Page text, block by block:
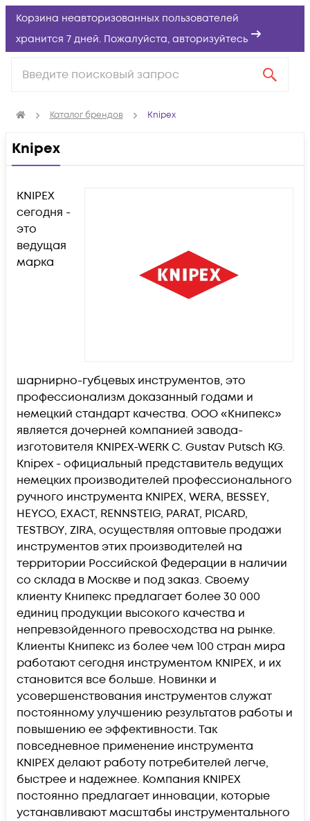
Корзина неавторизованных пользователей
хранится 7 дней. Пожалуйста, авторизуйтесь
Каталог брендов Knipex
Knipex
KNIPEX
сегодня -
это
ведущая
марка
шарнирно-губцевых инструментов, это
профессионализм доказанный годами и
немецкий стандарт качества. ООО «Книпекс»
является дочерней компанией завода-
изготовителя KNIPEX-WERK C. Gustav Putsch KG.
Knipex - официальный представитель ведущих
немецких производителей профессионального
ручного инструмента KNIPEX, WERA, BESSEY,
HEYCO, EXACT, RENNSTEIG, PARAT, PICARD,
TESTBOY, ZIRA, осуществляя оптовые продажи
инструментов этих производителей на
территории Российской Федерации в наличии
со склада в Москве и под заказ. Своему
клиенту Книпекс предлагает более 30 000
единиц продукции высокого качества и
непревзойденного превосходства на рынке.
Клиенты Книпекс из более чем 100 стран мира
работают сегодня инструментом KNIPEX, и их
становится все больше. Новинки и
усовершенствования инструментов служат
постоянному улучшению результатов работы и
повышению ее эффективности. Так
повседневное применение инструмента
KNIPEX делают работу потребителей легче,
быстрее и надежнее. Компания KNIPEX
постоянно предлагает инновации, которые
устанавливают масштабы инструментального